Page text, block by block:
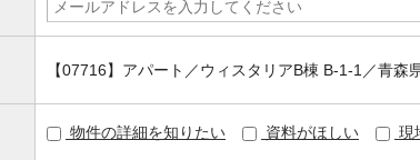
【07716】アパート／ウィスタリアB棟 B-1-1／青
物件の詳細を知りたい 資料がほしい 現